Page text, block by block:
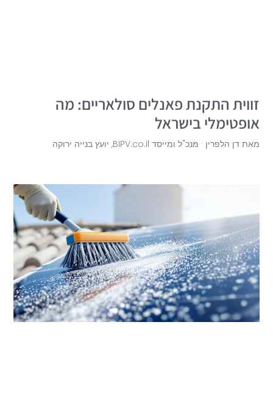
זווית התקנת פאנלים סולאריים: מה
אופטימלי בישראל
מאת דן הלפרין · מנכ"ל ומייסד BIPV.co.il, יועץ בנייה ירוקה